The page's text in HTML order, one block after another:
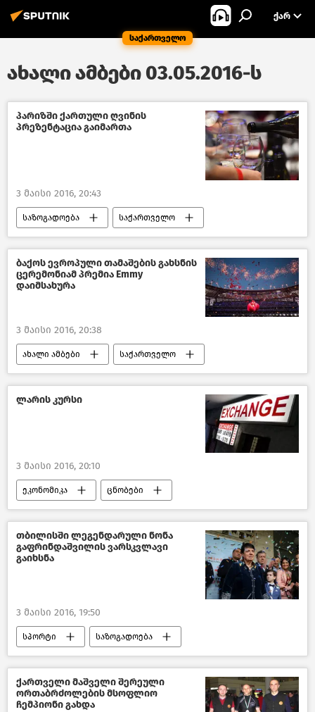
საქართველო
ᲥᲐᲠ
ახალი ამბები 03.05.2016-ს
პარიზში ქართული ღვინის
პრეზენტაცია გაიმართა
3 მაისი 2016, 20:43
საზოგადოება საქართველო
მსოფლიოს ახალი ამბები
ბაქოს ევროპული თამაშების გახსნის
ცერემონიამ პრემია Emmy
დაიმსახურა
3 მაისი 2016, 20:38
ახალი ამბები საქართველო
მსოფლიოს ახალი ამბები
ლარის კურსი
3 მაისი 2016, 20:10
ეკონომიკა ცნობები
საქართველო
თბილისში ლეგენდარული ნონა
გაფრინდაშვილის ვარსკვლავი
გაიხსნა
3 მაისი 2016, 19:50
სპორტი საზოგადოება
საქართველო
ქართველი მაშველი შერეული
ორთაბრძოლების მსოფლიო
ჩემპიონი გახდა